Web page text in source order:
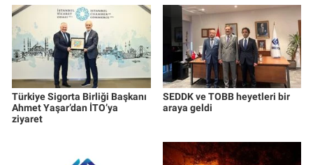
Türkiye Sigorta Birliği Başkanı
Ahmet Yaşar’dan İTO’ya
ziyaret
SEDDK ve TOBB heyetleri bir
araya geldi